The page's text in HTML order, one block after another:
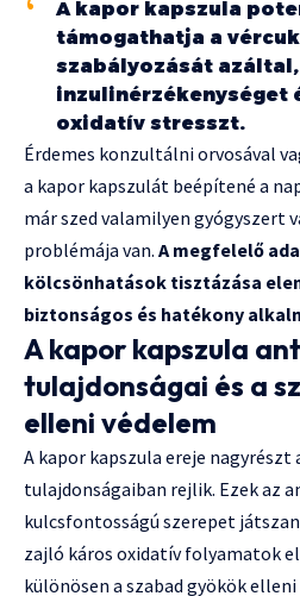
A kapor kapszula
támogathatja a
szabályozását
inzulinérzékenységet
oxidatív stresszt.
Érdemes konzultálni orvosával
a kapor kapszulát beépítené a
már szed valamilyen gyógyszert
problémája van. A megfelelő
kölcsönhatások tisztázása
biztonságos és hatékony
A kapor kapszula
tulajdonságai és a
elleni védelem
A kapor kapszula ereje nagyrészt
tulajdonságaiban rejlik. Ezek az
kulcsfontosságú szerepet
zajló káros oxidatív folyamatok
különösen a szabad gyökök